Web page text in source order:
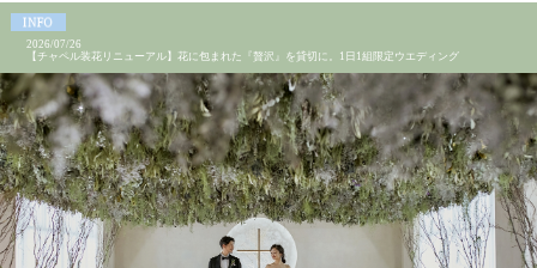
2026/07/26
【チャペル装花リニューアル】花に包まれた『贅沢』を貸切に。1日1組限定ウエディング